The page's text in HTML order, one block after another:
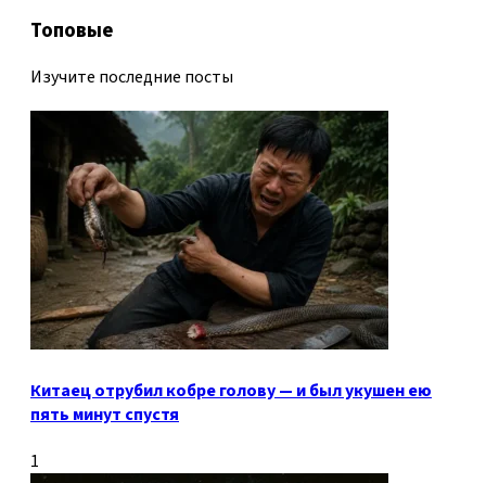
Топовые
Изучите последние посты
Китаец отрубил кобре голову — и был укушен ею
пять минут спустя
1